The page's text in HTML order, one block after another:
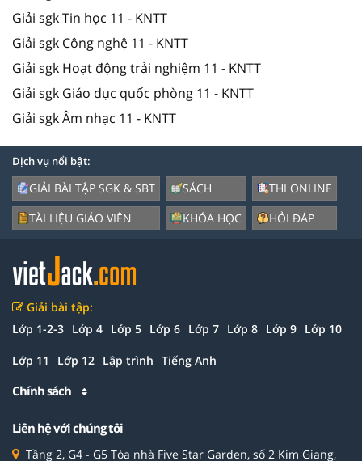
Giải sgk Tin học 11 - KNTT
Giải sgk Công nghệ 11 - KNTT
Giải sgk Hoạt động trải nghiệm 11 - KNTT
Giải sgk Giáo dục quốc phòng 11 - KNTT
Giải sgk Âm nhạc 11 - KNTT
Dịch vụ nổi bật:
GIẢI BÀI TẬP SGK & SBT
TÀI LIỆU GIÁO VIÊN
SÁCH
KHÓA HỌC
THI ONLINE
HỎI ĐÁP
Giải bài tập:
Lớp 1-2-3 Lớp 4 Lớp 5 Lớp 6 Lớp 7 Lớp 8 Lớp 9 Lớp 10
Lớp 11 Lớp 12 Lập trình Tiếng Anh
Chính sách
Liên hệ với chúng tôi
Tầng 2, G4 - G5 Tòa nhà Five Star Garden, số 2 Kim Giang,